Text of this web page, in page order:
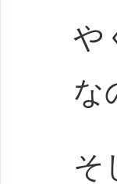
や
な
そ